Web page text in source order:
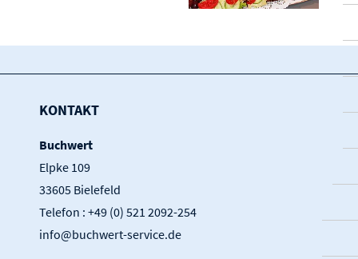
KONTAKT
Buchwert
Elpke 109
33605 Bielefeld
Telefon : +49 (0) 521 2092-254
info@buchwert-service.de